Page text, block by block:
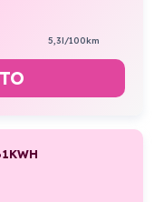
5,3l/100km